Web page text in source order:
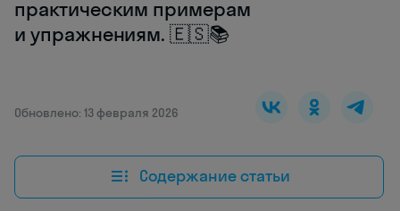
практическим примерам
и упражнениям. 🇪🇸📚
Обновлено: 13 февраля 2026
Содержание статьи